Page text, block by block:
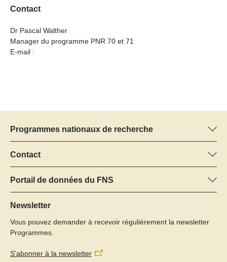
Contact
Dr Pascal Walther
Manager du programme PNR 70 et 71
E-mail :
Programmes nationaux de recherche
Vous trouverez ici des informations sur tous les Programmes
nationaux de recherche (PNR) :
Tous les PNR
Contact
Manager du programme
Dr Pascal Walther, FNS
Tél.: +
22
Portail de données du FNS
Vous trouverez ici des informations complètes sur les projets de
recherche et les subsides approuvés par le FNS.
Recherche de projets
Newsletter
Vous pouvez demander à recevoir régulièrement la newsletter
Programmes.
S’abonner à la newsletter